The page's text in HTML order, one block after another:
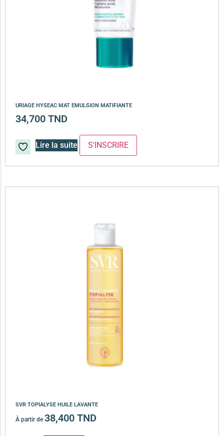
SVR TOPIALYSE HUILE LAVANTE
À partir de 38,400 TND
URIAGE HYSEAC MAT EMULSION MATIFIANTE
34,700 TND
Lire la suite